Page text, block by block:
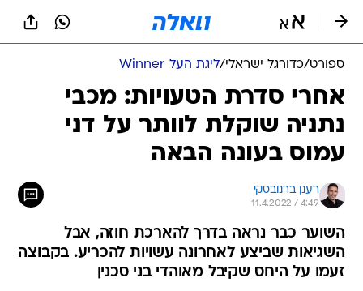
ספורט/כדורגל ישראלי/ליגת העל Winner
אחרי סדרת הטעויות: מכבי
נתניה שוקלת לוותר על דני
עמוס בעונה הבאה
רענן ברנובסקי
11.4.2022 / 4:49
השוער כבר נראה בדרך להארכת חוזה, אבל
השגיאות שביצע לאחרונה עשויות להכריע. בקבוצה
זעמו על היחס שקיבל מאוהדי בני סכנין